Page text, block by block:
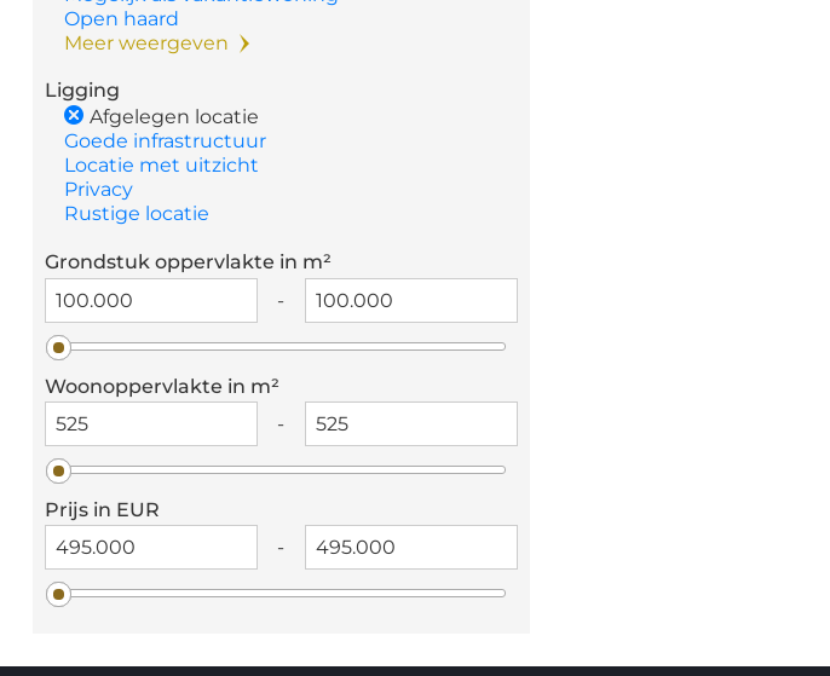
Open haard
Meer weergeven
Ligging
Afgelegen locatie
Goede infrastructuur
Locatie met uitzicht
Privacy
Rustige locatie
Grondstuk oppervlakte in m²
-
Woonoppervlakte in m²
-
Prijs in EUR
-